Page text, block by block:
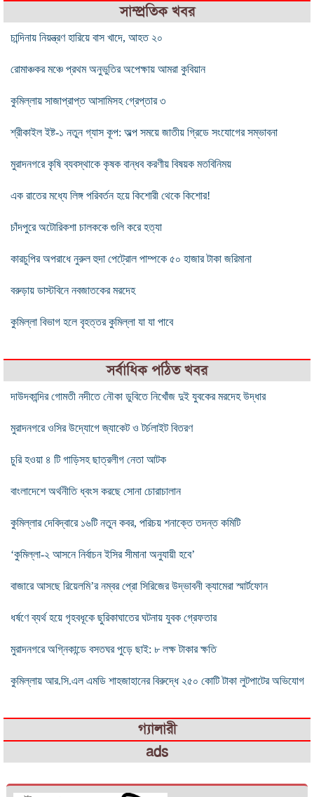
সাম্প্রতিক খবর
চান্দিনায় নিয়ন্ত্রণ হারিয়ে বাস খাদে, আহত ২০
রোমাঞ্চকর মঞ্চে প্রথম অনুভুতির অপেক্ষায় আমরা কুবিয়ান
কুমিল্লায় সাজাপ্রাপ্ত আসামিসহ গ্রেপ্তার ৩
শ্রীকাইল ইষ্ট-১ নতুন গ্যাস কূপ: অল্প সময়ে জাতীয় গ্রিডে সংযোগের সম্ভাবনা
মুরাদনগরে কৃষি ব্যবস্থাকে কৃষক বান্ধব করণীয় বিষয়ক মতবিনিময়
এক রাতের মধ্যে লিঙ্গ পরিবর্তন হয়ে কিশোরী থেকে কিশোর!
চাঁদপুরে অটোরিকশা চালককে গুলি করে হত্যা
কারচুপির অপরাধে নুরুল হুদা পেট্রোল পাম্পকে ৫০ হাজার টাকা জরিমানা
বরুড়ায় ডাস্টবিনে নবজাতকের মরদেহ
কুমিল্লা বিভাগ হলে বৃহত্তর কুমিল্লা যা যা পাবে
সর্বাধিক পঠিত খবর
দাউদকান্দির গোমতী নদীতে নৌকা ডুবিতে নিখোঁজ দুই যুবকের মরদেহ উদ্ধার
মুরাদনগরে ওসির উদ্যোগে জ্যাকেট ও টর্চলাইট বিতরণ
চুরি হওয়া ৪ টি গাড়িসহ ছাত্রলীগ নেতা আটক
বাংলাদেশে অর্থনীতি ধ্বংস করছে সোনা চোরাচালান
কুমিল্লার দেবিদ্বারে ১৬টি নতুন কবর, পরিচয় শনাক্তে তদন্ত কমিটি
‘কুমিল্লা-২ আসনে নির্বাচন ইসির সীমানা অনুযায়ী হবে’
বাজারে আসছে রিয়েলমি’র নম্বর প্রো সিরিজের উদ্ভাবনী ক্যামেরা স্মার্টফোন
ধর্ষণে ব্যর্থ হয়ে গৃহবধূকে ছুরিকাঘাতের ঘটনায় যুবক গ্রেফতার
মুরাদনগরে অগ্নিকান্ডে বসতঘর পুড়ে ছাই: ৮ লক্ষ টাকার ক্ষতি
কুমিল্লায় আর.সি.এল এমডি শাহজাহানের বিরুদ্ধে ২৫০ কোটি টাকা লুটপাটের অভিযোগ
গ্যালারী
ads